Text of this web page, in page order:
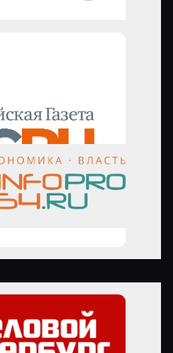
самим решать сложные
году
выход
режим самоконсервации. И
– оздоровленной и без
игровые комнаты
развлечений